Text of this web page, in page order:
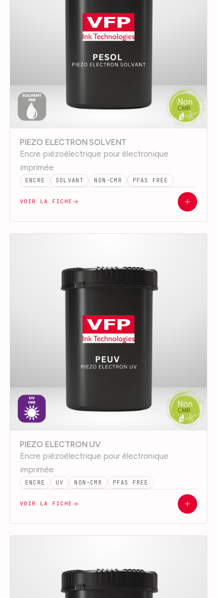
PIEZO ELECTRON SOLVENT
Encre piézoélectrique pour électronique
imprimée
ENCRE SOLVANT NON-CMR PFAS FREE
VOIR LA FICHE
PIEZO ELECTRON UV
Encre piézoélectrique pour électronique
imprimée
ENCRE UV NON-CMR PFAS FREE
VOIR LA FICHE